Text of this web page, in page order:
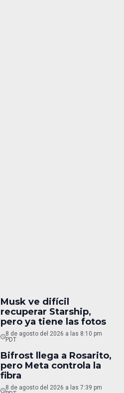
Musk ve difícil
recuperar Starship,
pero ya tiene las fotos
8 de agosto del 2026 a las 8:10 pm
PDT
Bifrost llega a Rosarito,
pero Meta controla la
fibra
8 de agosto del 2026 a las 7:39 pm